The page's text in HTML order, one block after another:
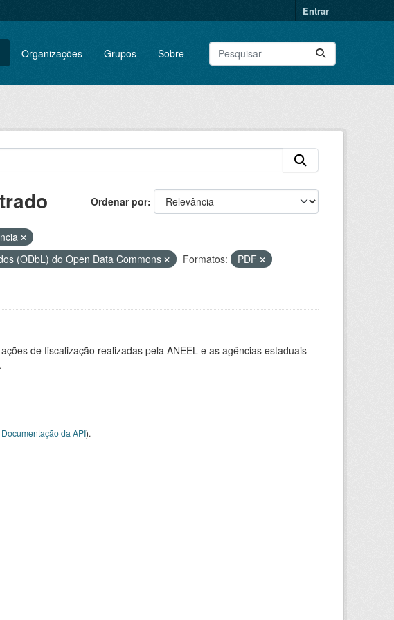
Entrar
Organizações Grupos Sobre
Ordenar por
(ODbL) do Open Data Commons Formatos:
PDF
de fiscalização realizadas pela ANEEL e as agências estaduais
Documentação da API).